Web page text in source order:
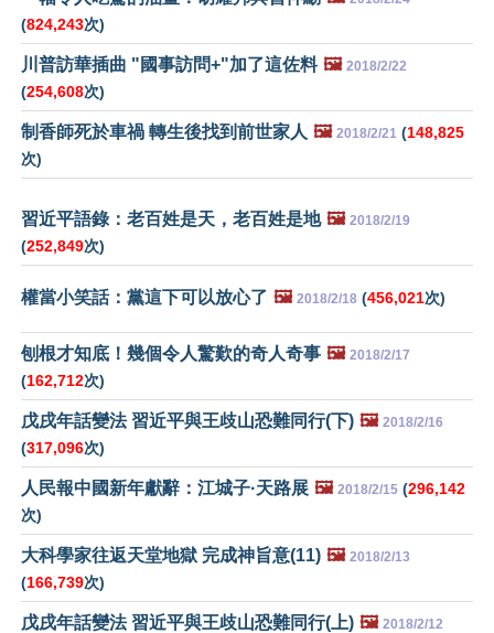
(824,243次)
川普訪華插曲 "國事訪問+"加了這佐料 🖼️ 2018/2/22
(254,608次)
制香師死於車禍 轉生後找到前世家人 🖼️ 2018/2/21 (148,825
次)
習近平語錄：老百姓是天，老百姓是地 🖼️ 2018/2/19
(252,849次)
權當小笑話：黨這下可以放心了 🖼️ 2018/2/18 (456,021次)
刨根才知底！幾個令人驚歎的奇人奇事 🖼️ 2018/2/17
(162,712次)
戊戌年話變法 習近平與王歧山恐難同行(下) 🖼️ 2018/2/16
(317,096次)
人民報中國新年獻辭：江城子·天路展 🖼️ 2018/2/15 (296,142
次)
大科學家往返天堂地獄 完成神旨意(11) 🖼️ 2018/2/13
(166,739次)
戊戌年話變法 習近平與王歧山恐難同行(上) 🖼️ 2018/2/12